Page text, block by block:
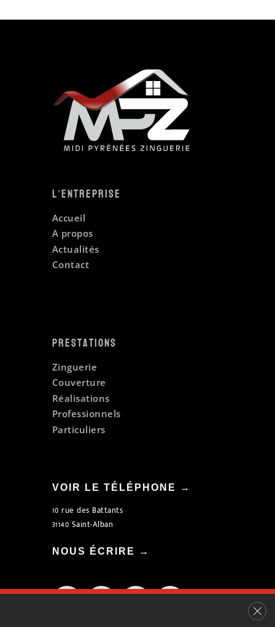
L’entreprise
Accueil
A propos
Actualités
Contact
Prestations
Zinguerie
Couverture
Réalisations
Professionnels
Particuliers
VOIR LE TÉLÉPHONE →
10 rue des Battants
31140 Saint-Alban
NOUS ÉCRIRE →